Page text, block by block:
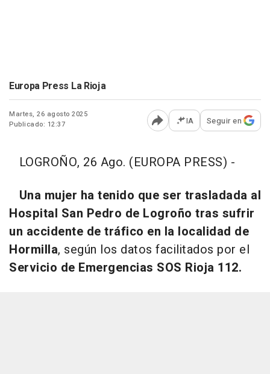
Europa Press La Rioja
Martes, 26 agosto 2025
Publicado: 12:37
Abrir opciones para
IA Seguir en
LOGROÑO, 26 Ago. (EUROPA PRESS) -
Una mujer ha tenido que ser trasladada al
Hospital San Pedro de Logroño tras sufrir
un accidente de tráfico en la localidad de
Hormilla, según los datos facilitados por el
Servicio de Emergencias SOS Rioja 112.